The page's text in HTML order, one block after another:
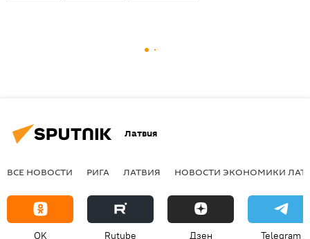
Латвия
ВСЕ НОВОСТИ РИГА ЛАТВИЯ НОВОСТИ ЭКОНОМИКИ
OK Rutube Дзен Telegram